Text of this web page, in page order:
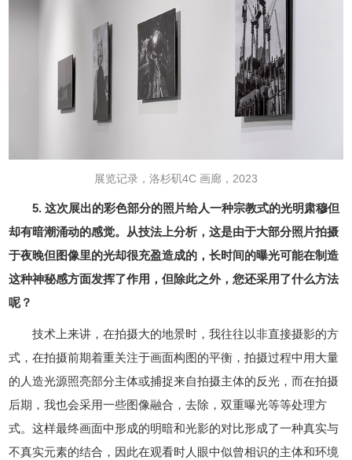
展览记录，洛杉矶4C 画廊，2023
5. 这次展出的彩色部分的照片给人一种宗教式的光明肃穆但
却有暗潮涌动的感觉。从技法上分析，这是由于大部分照片拍摄
于夜晚但图像里的光却很充盈造成的，长时间的曝光可能在制造
这种神秘感方面发挥了作用，但除此之外，您还采用了什么方法
呢？
技术上来讲，在拍摄大的地景时，我往往以非直接摄影的方
式，在拍摄前期着重关注于画面构图的平衡，拍摄过程中用大量
的人造光源照亮部分主体或捕捉来自拍摄主体的反光，而在拍摄
后期，我也会采用一些图像融合，去除，双重曝光等等处理方
式。这样最终画面中形成的明暗和光影的对比形成了一种真实与
不真实元素的结合，因此在观看时人眼中似曾相识的主体和环境